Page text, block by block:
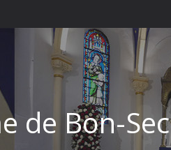
de Bon-